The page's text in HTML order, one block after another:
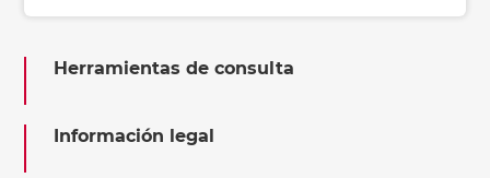
Herramientas de consulta
Información legal